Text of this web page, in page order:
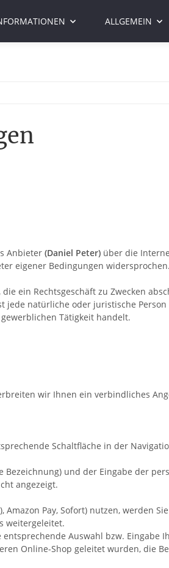
ALLGEMEIN
Anbieter (Daniel Peter) über die
eigener Bedingungen widersprochen.
ein Rechtsgeschäft zu Zwecken
natürliche oder juristische
Tätigkeit handelt.
wir Ihnen ein verbindliches
Schaltfläche in der
Bezeichnung) und der Eingabe der
angezeigt.
Amazon Pay, Sofort) nutzen, werden
weitergeleitet.
Auswahl bzw.
Online-Shop geleitet wurden, die